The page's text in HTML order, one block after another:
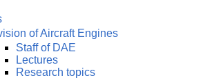
of Aircraft Engines
Staff of DAE
Lectures
Research topics